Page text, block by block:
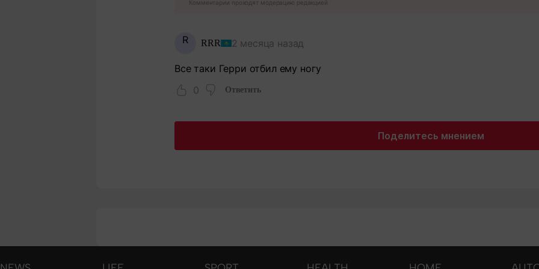
Комментарии проходят модерацию редакцией
R RRR 2 месяца назад
Все таки Герри отбил ему ногу
0
Ответить
Поделитесь мнением